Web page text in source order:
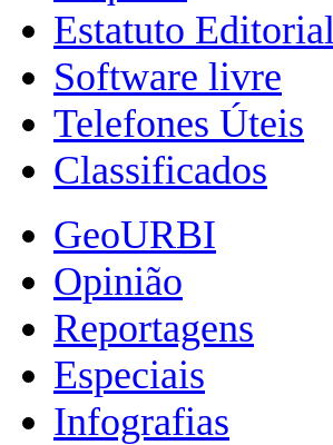
Estatuto Editorial
Software livre
Telefones Úteis
Classificados
GeoURBI
Opinião
Reportagens
Especiais
Infografias